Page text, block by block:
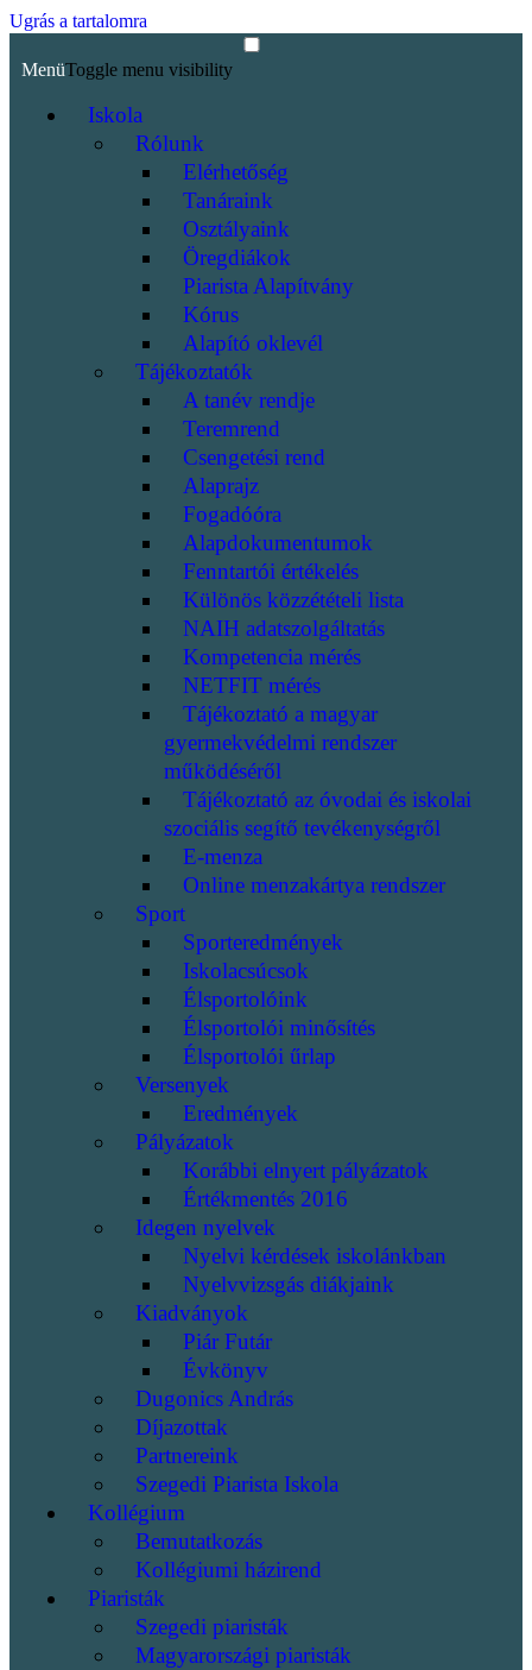
Ugrás a tartalomra
MenüToggle menu visibility
Iskola
Rólunk
Elérhetőség
Tanáraink
Osztályaink
Öregdiákok
Piarista Alapítvány
Kórus
Alapító oklevél
Tájékoztatók
A tanév rendje
Teremrend
Csengetési rend
Alaprajz
Fogadóóra
Alapdokumentumok
Fenntartói értékelés
Különös közzétételi lista
NAIH adatszolgáltatás
Kompetencia mérés
NETFIT mérés
Tájékoztató a magyar
gyermekvédelmi rendszer
működéséről
Tájékoztató az óvodai és iskolai
szociális segítő tevékenységről
E-menza
Online menzakártya rendszer
Sport
Sporteredmények
Iskolacsúcsok
Élsportolóink
Élsportolói minősítés
Élsportolói űrlap
Versenyek
Eredmények
Pályázatok
Korábbi elnyert pályázatok
Értékmentés 2016
Idegen nyelvek
Nyelvi kérdések iskolánkban
Nyelvvizsgás diákjaink
Kiadványok
Piár Futár
Évkönyv
Dugonics András
Díjazottak
Partnereink
Szegedi Piarista Iskola
Kollégium
Bemutatkozás
Kollégiumi házirend
Piaristák
Szegedi piaristák
Magyarországi piaristák